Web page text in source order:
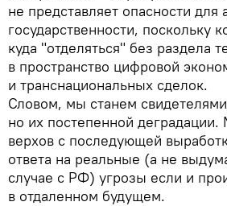
не представляет опасности для
государственности, поскольку
куда "отделяться" без раздела
в пространство цифровой
и транснациональных сделок.
Словом, мы станем
но их постепенной
верхов с последующей
ответа на реальные (а не
случае с РФ) угрозы если и
в отдаленном будущем.